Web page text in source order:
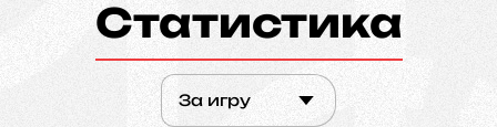
Статистика
За игру